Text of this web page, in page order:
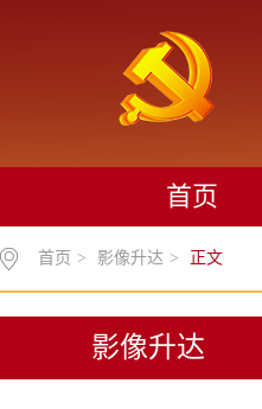
首页
首页 > 影像升达 > 正文
影像升达